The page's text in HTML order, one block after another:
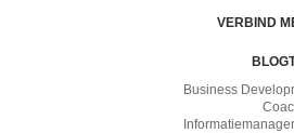
VERBIND
Business